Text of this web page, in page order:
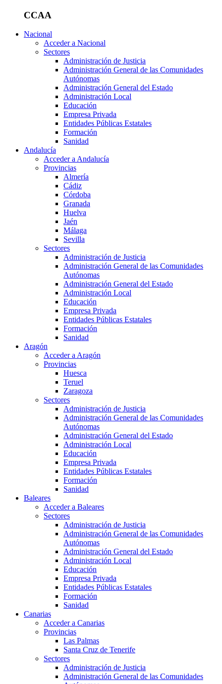
CCAA
Nacional
Acceder a Nacional
Sectores
Administración de Justicia
Administración General de las Comunidades
Autónomas
Administración General del Estado
Administración Local
Educación
Empresa Privada
Entidades Públicas Estatales
Formación
Sanidad
Andalucía
Acceder a Andalucía
Provincias
Almería
Cádiz
Córdoba
Granada
Huelva
Jaén
Málaga
Sevilla
Sectores
Administración de Justicia
Administración General de las Comunidades
Autónomas
Administración General del Estado
Administración Local
Educación
Empresa Privada
Entidades Públicas Estatales
Formación
Sanidad
Aragón
Acceder a Aragón
Provincias
Huesca
Teruel
Zaragoza
Sectores
Administración de Justicia
Administración General de las Comunidades
Autónomas
Administración General del Estado
Administración Local
Educación
Empresa Privada
Entidades Públicas Estatales
Formación
Sanidad
Baleares
Acceder a Baleares
Sectores
Administración de Justicia
Administración General de las Comunidades
Autónomas
Administración General del Estado
Administración Local
Educación
Empresa Privada
Entidades Públicas Estatales
Formación
Sanidad
Canarias
Acceder a Canarias
Provincias
Las Palmas
Santa Cruz de Tenerife
Sectores
Administración de Justicia
Administración General de las Comunidades